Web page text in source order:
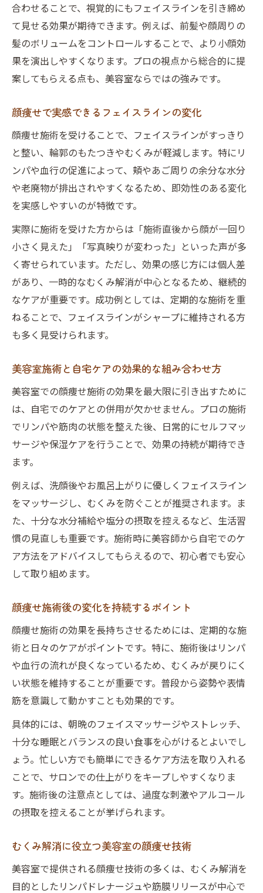
自然派美容室で受ける顔痩せの安心感
ダウンタイムなしで叶う顔痩せ美容室施術
ナチュラル志向の方に人気の顔痩せ法
美容室で体験する顔のむくみ解消メニュー
ア
顔のむくみを減らす美容室施術の魅力
美容室顔痩せメニューで実感する変化とは
むくみ対策に美容室顔痩せを取り入れる利
点
美容室施術でむくみが取れる仕組みを解説
美しい小顔作りに美容室でできること
美容室顔痩せで理想の小顔を目指す方法
美容室施術で変わる小顔ラインの秘密
顔痩せと美肌ケアが両立できる美容室活用
法
小顔効果を最大化する美容室の施術ポイン
ト
あなたに合う美容室顔痩せメニューの選び
頬やエラの悩み、美容室ケアの効果実感へ
美容室顔痩せで頬やエラ悩みが解消できる
理由
頬のもたつきに美容室ケアが効く仕組み
美容室施術で得られる顔痩せの実感ポイン
ト
気になるエラを美容室顔痩せでスッキリ解
消
合わせることで、視覚的にもフェイスラインを引き締め
て見せる効果が期待できます。例えば、前髪や顔周りの
髪のボリュームをコントロールすることで、より小顔効
果を演出しやすくなります。プロの視点から総合的に提
案してもらえる点も、美容室ならではの強みです。
顔痩せで実感できるフェイスラインの変化
顔痩せ施術を受けることで、フェイスラインがすっきり
と整い、輪郭のもたつきやむくみが軽減します。特にリ
ンパや血行の促進によって、頬やあご周りの余分な水分
や老廃物が排出されやすくなるため、即効性のある変化
を実感しやすいのが特徴です。
実際に施術を受けた方からは「施術直後から顔が一回り
小さく見えた」「写真映りが変わった」といった声が多
く寄せられています。ただし、効果の感じ方には個人差
があり、一時的なむくみ解消が中心となるため、継続的
なケアが重要です。成功例としては、定期的な施術を重
ねることで、フェイスラインがシャープに維持される方
も多く見受けられます。
美容室施術と自宅ケアの効果的な組み合わせ方
美容室での顔痩せ施術の効果を最大限に引き出すために
は、自宅でのケアとの併用が欠かせません。プロの施術
でリンパや筋肉の状態を整えた後、日常的にセルフマッ
サージや保湿ケアを行うことで、効果の持続が期待でき
ます。
例えば、洗顔後やお風呂上がりに優しくフェイスライン
をマッサージし、むくみを防ぐことが推奨されます。ま
た、十分な水分補給や塩分の摂取を控えるなど、生活習
慣の見直しも重要です。施術時に美容師から自宅でのケ
ア方法をアドバイスしてもらえるので、初心者でも安心
して取り組めます。
顔痩せ施術後の変化を持続するポイント
顔痩せ施術の効果を長持ちさせるためには、定期的な施
術と日々のケアがポイントです。特に、施術後はリンパ
や血行の流れが良くなっているため、むくみが戻りにく
い状態を維持することが重要です。普段から姿勢や表情
筋を意識して動かすことも効果的です。
具体的には、朝晩のフェイスマッサージやストレッチ、
十分な睡眠とバランスの良い食事を心がけるとよいでし
ょう。忙しい方でも簡単にできるケア方法を取り入れる
ことで、サロンでの仕上がりをキープしやすくなりま
す。施術後の注意点としては、過度な刺激やアルコール
の摂取を控えることが挙げられます。
むくみ解消に役立つ美容室の顔痩せ技術
美容室で提供される顔痩せ技術の多くは、むくみ解消を
目的としたリンパドレナージュや筋膜リリースが中心で